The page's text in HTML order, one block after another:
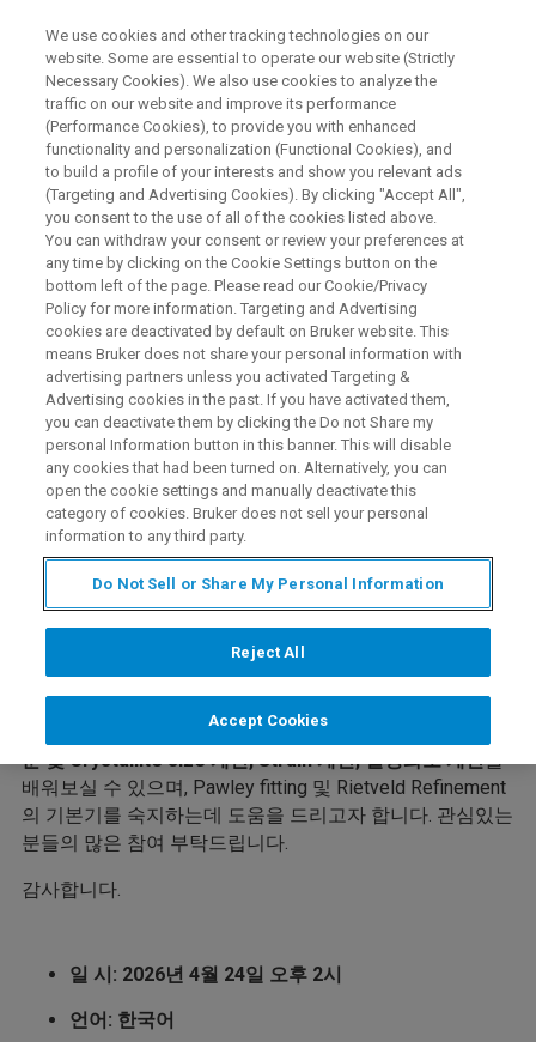
TOPAS, BASIC OPERATION
BRUKER XRD 온라인 유저교육
2026년 4월 24일 오후 2시
과정 소개
이번 온라인 유저교육에서는 TOPAS를 가지고 계시지만,
사용 상의 어려움이 있어 잘 활용하지 못하는 사용자들을
위해 쉬운 예제와 설명을 통해 보다 쉽게 TOPAS의 기본 사
용 접근을 도와드리고자 합니다.
TOPAS의 기본 구조와 사용상의 원리를 이해하고, TOPAS
에서 제공하는 3가지 modeling을 사용하는 방법을 배워 보
Profile fitting을 기반으로 하는 Peak의 적
분 및 Crystallite size 계산, Strain 계산, 결정화도 계산을
배워보실 수 있으며, Pawley fitting 및 Rietveld Refinement
의 기본기를 숙지하는데 도움을 드리고자 합니다. 관심있는
분들의 많은 참여 부탁드립니다.
감사합니다.
일 시: 2026년 4월 24일 오후 2시
언어: 한국어
We use cookies and other tracking technologies on our
website. Some are essential to operate our website (Strictly
Necessary Cookies). We also use cookies to analyze the
traffic on our website and improve its performance
(Performance Cookies), to provide you with enhanced
functionality and personalization (Functional Cookies), and
to build a profile of your interests and show you relevant ads
(Targeting and Advertising Cookies). By clicking "Accept All",
you consent to the use of all of the cookies listed above.
You can withdraw your consent or review your preferences at
any time by clicking on the Cookie Settings button on the
bottom left of the page. Please read our Cookie/Privacy
Policy for more information. Targeting and Advertising
cookies are deactivated by default on Bruker website. This
means Bruker does not share your personal information with
advertising partners unless you activated Targeting &
Advertising cookies in the past. If you have activated them,
you can deactivate them by clicking the Do not Share my
personal Information button in this banner. This will disable
any cookies that had been turned on. Alternatively, you can
open the cookie settings and manually deactivate this
category of cookies. Bruker does not sell your personal
information to any third party.
Do Not Sell or Share My Personal Information
Reject All
Accept Cookies